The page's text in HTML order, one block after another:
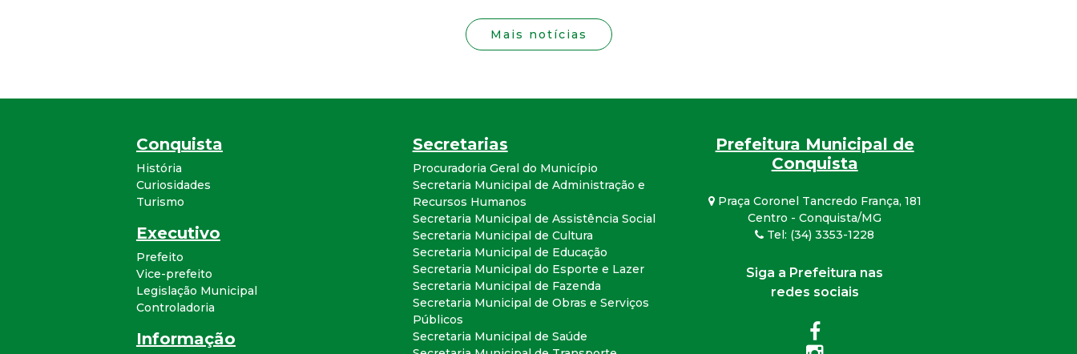
M
G
Mais notícias
Conquista
História
Curiosidades
Turismo
Executivo
Prefeito
Vice-prefeito
Legislação Municipal
Controladoria
Informação
Secretarias
Procuradoria Geral do Município
Secretaria Municipal de Administração e
Recursos Humanos
Secretaria Municipal de Assistência Social
Secretaria Municipal de Cultura
Secretaria Municipal de Educação
Secretaria Municipal do Esporte e Lazer
Secretaria Municipal de Fazenda
Secretaria Municipal de Obras e Serviços
Públicos
Secretaria Municipal de Saúde
Prefeitura Municipal de
Conquista
Praça Coronel Tancredo França, 181
Centro - Conquista/MG
Tel: (34) 3353-1228
Siga a Prefeitura nas
redes sociais